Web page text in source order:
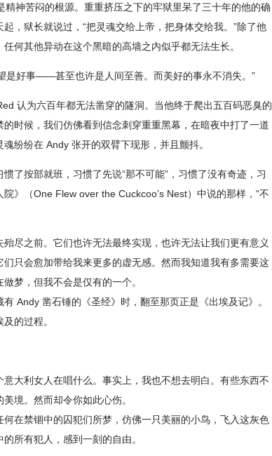
苦闷的根源。重重挤压之下的牢狱里呆了三十年的他的确
，狱长就说过，“把灵魂交给上帝，把身体交给我。”除了他
何其他异动在这个黑暗的高墙之内似乎都无法生长。
好事——甚至也许是人间至善。而美好的事永不消失。”
为六百年都无法凿穿的隧洞。当他终于爬出五百码恶臭的
时候，我们仿佛看到信念刺穿重重黑幕，在暗夜中打了一道
纷纷在 Andy 张开的双臂下现形，并且颤抖。
按部就班，习惯了先说“那不可能”，习惯了没有奇迹，习
》（One Flew over the Cuckcoo’s Nest）中说的那样，“不
之前。它们也许无法最终实现，也许无法让我们更有意义
只会愈加带给我来更多的虚无感。然而我知道我有多需要这
梦，但我不会是仅有的一个。
凿石锤的《圣经》时，翻至那页正是《出埃及记》。
的过程。
利女人在唱什么。事实上，我也不想去明白。有些东西不
境。然而却令你如此心伤。
禁锢中的囚犯们所梦，仿佛一只美丽的小鸟，飞入这灰色
所有犯人，感到一刻的自由。